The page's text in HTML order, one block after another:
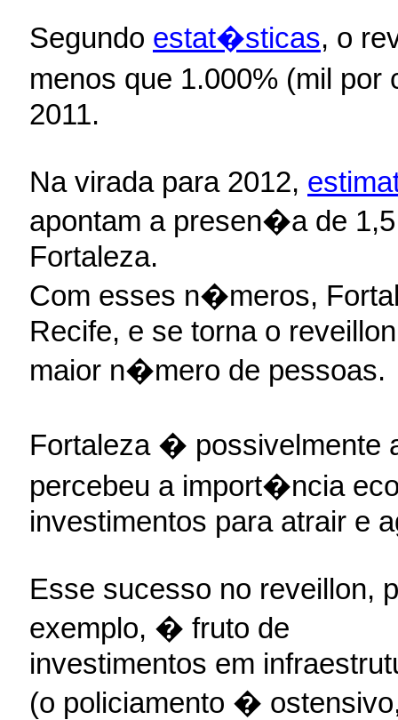
Segundo estat�sticas, o
menos que 1.000% (mil
2011.
Na virada para 2012,
apontam a presen�a de
Fortaleza.
Com esses n�meros,
Recife, e se torna o
maior n�mero de pessoas.
Fortaleza � possivelmente
percebeu a import�ncia
investimentos para atrair e
Esse sucesso no reveillon,
exemplo, � fruto de
investimentos em
(o policiamento �